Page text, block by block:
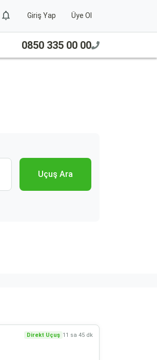
Giriş Yap Üye Ol
0850 335 00 00
Uçuş Ara
Direkt Uçuş 11 sa 45 dk